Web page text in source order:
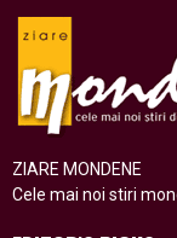
ZIARE MONDENE
Cele mai noi stiri